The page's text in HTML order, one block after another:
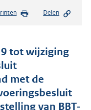
s
n
d
s
g
o
o
Delen
tot wijziging
met de
van BBT-